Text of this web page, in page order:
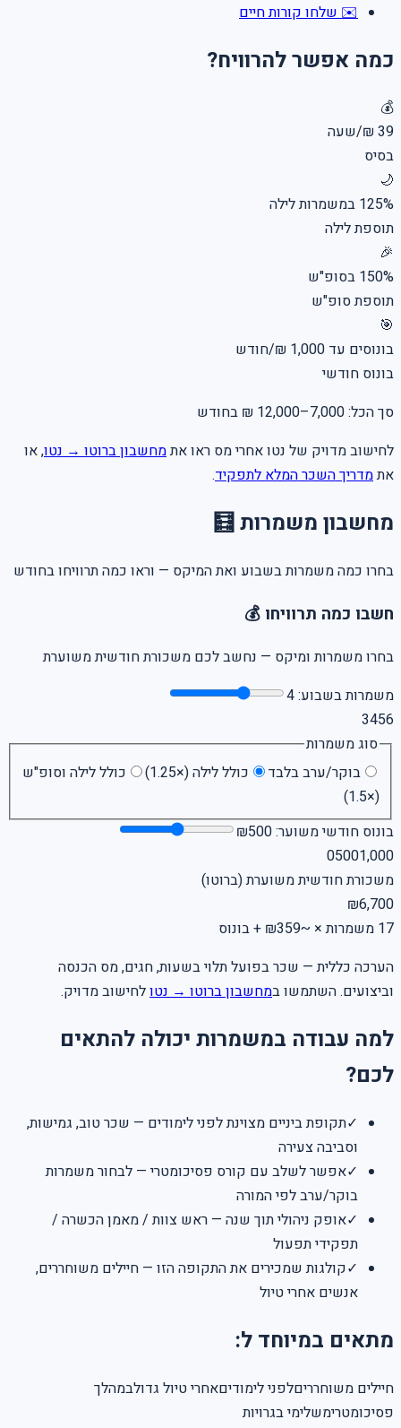
✉️ שלחו קורות חיים
כמה אפשר להרוויח?
💰
39 ₪/שעה
בסיס
🌙
125% במשמרות לילה
תוספת לילה
🎉
150% בסופ"ש
תוספת סופ"ש
🎯
בונוסים עד 1,000 ₪/חודש
בונוס חודשי
סך הכל:7,000–12,000 ₪
בחודש
לחישוב מדויק של נטו אחרי מס ראו אתמחשבון ברוטו → נטו, או
אתמדריך השכר המלא לתפקיד.
מחשבון משמרות 🧮
בחרו כמה משמרות בשבוע ואת המיקס — וראו כמה תרוויחו בחודש
חשבו כמה תרוויחו 💰
בחרו משמרות ומיקס — נחשב לכם משכורת חודשית משוערת
משמרות בשבוע:4
3456
סוג משמרות
בוקר/ערב בלבד
כולל לילה (×1.25)
כולל לילה וסופ"ש
(×1.5)
בונוס חודשי משוער:
₪500
05001,000
משכורת חודשית משוערת (ברוטו)
₪6,700
17 משמרות × ~₪359
+ בונוס
הערכה כללית — שכר בפועל תלוי בשעות, חגים, מס הכנסה
וביצועים. השתמשו במחשבון ברוטו → נטולחישוב מדויק.
למה עבודה במשמרות יכולה להתאים
לכם?
✓תקופת ביניים מצוינת לפני לימודים — שכר טוב, גמישות,
וסביבה צעירה
✓אפשר לשלב עם קורס פסיכומטרי — לבחור משמרות
בוקר/ערב לפי המורה
✓אופק ניהולי תוך שנה — ראש צוות / מאמן הכשרה /
תפקידי תפעול
✓קולגות שמכירים את התקופה הזו — חיילים משוחררים,
אנשים אחרי טיול
מתאים במיוחד ל:
חיילים משוחרריםלפני לימודיםאחרי טיול גדולבמהלך
פסיכומטרימשלימי בגרויות